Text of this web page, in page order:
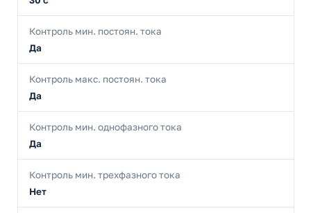
Контроль мин. постоян. тока
Да
Контроль макс. постоян. тока
Да
Контроль мин. однофазного тока
Да
Контроль мин. трехфазного тока
Нет